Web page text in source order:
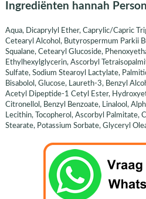
Ingrediënten hannah
Aqua, Dicaprylyl Ether, Caprylic/Capric
Cetearyl Alcohol, Butyrospermum Parkii
Squalane, Cetearyl Glucoside,
Ethylhexylglycerin, Ascorbyl
Sulfate, Sodium Stearoyl Lactylate,
Bisabolol, Glucose, Laureth-3, Benzyl
Acetyl Dipeptide-1 Cetyl Ester,
Citronellol, Benzyl Benzoate, Linalool,
Lecithin, Tocopherol, Ascorbyl Palmitate,
Stearate, Potassium Sorbate, Glyceryl